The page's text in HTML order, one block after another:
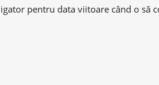
pentru data viitoare când o să